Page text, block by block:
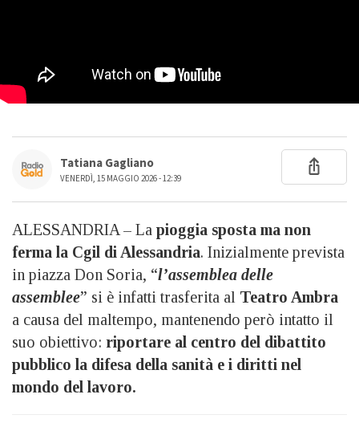
Tatiana Gagliano
VENERDÌ, 15 MAGGIO 2026 - 12:39
ALESSANDRIA – La pioggia sposta ma non
ferma la Cgil di Alessandria. Inizialmente prevista
in piazza Don Soria, “l’assemblea delle
assemblee” si è infatti trasferita al Teatro Ambra
a causa del maltempo, mantenendo però intatto il
suo obiettivo: riportare al centro del dibattito
pubblico la difesa della sanità e i diritti nel
mondo del lavoro.